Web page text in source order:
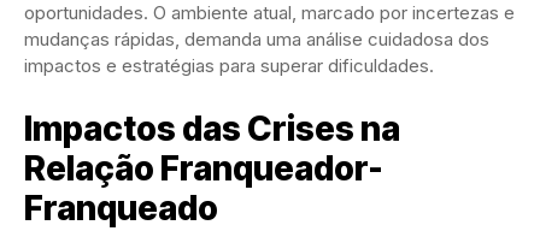
oportunidades. O ambiente atual, marcado por incertezas e
mudanças rápidas, demanda uma análise cuidadosa dos
impactos e estratégias para superar dificuldades.
Impactos das Crises na
Relação Franqueador-
Franqueado